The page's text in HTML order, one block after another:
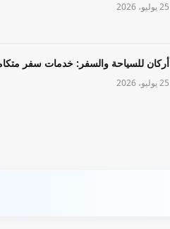
25 يوليو، 2026
أركان للسياحة والسفر: خدمات سفر
25 يوليو، 2026